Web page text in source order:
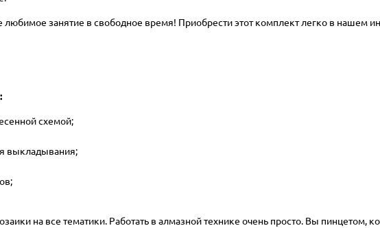
занятие в свободное время! Приобрести этот комплект легко в нашем
схемой;
выкладывания;
на все тематики. Работать в алмазной технике очень просто. Вы пинцетом,